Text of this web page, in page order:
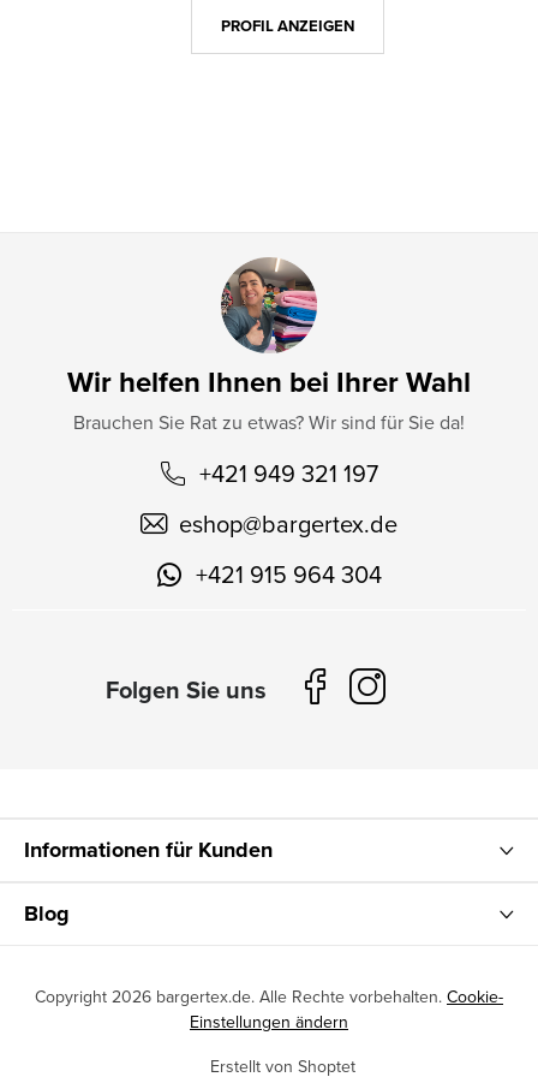
Wir helfen Ihnen bei Ihrer Wahl
Brauchen Sie Rat zu etwas? Wir sind für Sie da!
+421 949 321 197
eshop@bargertex.de
+421 915 964 304
PROFIL ANZEIGEN
Informationen für Kunden
Blog
Erstellt von Shoptet
Copyright 2026 bargertex.de. Alle Rechte vorbehalten. Cookie-
Einstellungen ändern